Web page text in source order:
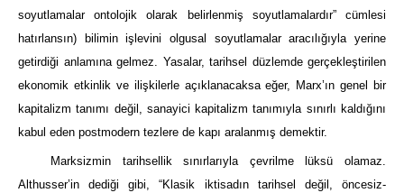
soyutlamalar ontolojik olarak belirlenmiş soyutlamalardır” cümlesi
hatırlansın) bilimin işlevini olgusal soyutlamalar aracılığıyla yerine
getirdiği anlamına gelmez. Yasalar, tarihsel düzlemde gerçekleştirilen
ekonomik etkinlik ve ilişkilerle açıklanacaksa eğer, Marx’ın genel bir
kapitalizm tanımı değil, sanayici kapitalizm tanımıyla sınırlı kaldığını
kabul eden postmodern tezlere de kapı aralanmış demektir.
Marksizmin tarihsellik sınırlarıyla çevrilme lüksü olamaz.
Althusser’in dediği gibi, “Klasik iktisadın tarihsel değil, öncesiz-